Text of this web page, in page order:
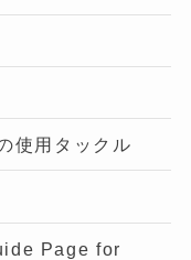
使用タックル
Page for